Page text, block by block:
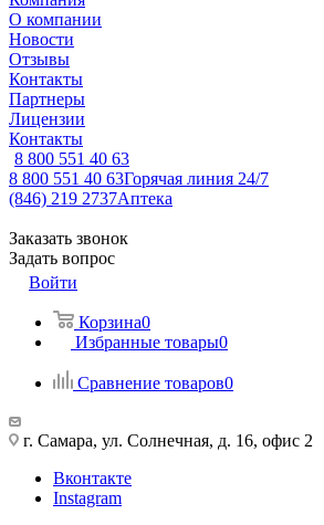
О компании
Новости
Отзывы
Контакты
Партнеры
Лицензии
Контакты
8 800 551 40 63
8 800 551 40 63Горячая линия 24/7
(846) 219 2737Аптека
Заказать звонок
Задать вопрос
Войти
Корзина0
Избранные товары0
Сравнение товаров0
г. Самара, ул. Солнечная, д. 16, офис 2
Вконтакте
Instagram